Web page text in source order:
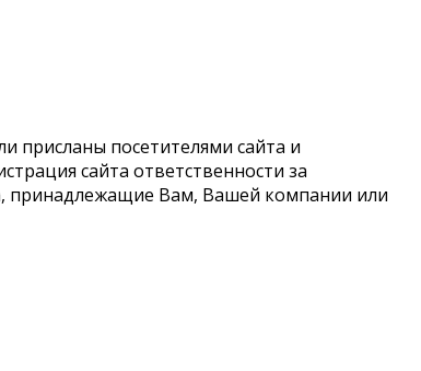
присланы посетителями сайта и
сайта ответственности за
принадлежащие Вам, Вашей компании или